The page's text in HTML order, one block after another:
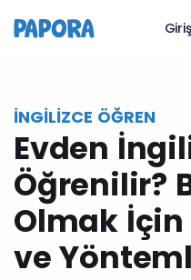
İNGILIZCE ÖĞREN
Evden
Öğrenilir?
Olmak
ve